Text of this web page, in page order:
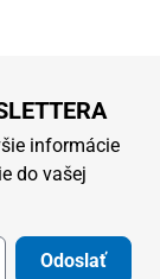
informácie
do vašej
Odoslať